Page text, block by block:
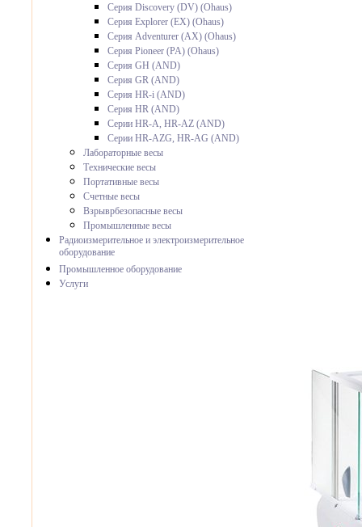
Серия Discovery (DV) (Ohaus)
Серия Explorer (EX) (Ohaus)
Серия Adventurer (AX) (Ohaus)
Серия Pioneer (PA) (Ohaus)
Серия GH (AND)
Серия GR (AND)
Серия HR-i (AND)
Серия HR (AND)
Серии HR-A, HR-AZ (AND)
Серии HR-AZG, HR-AG (AND)
Лабораторные весы
Технические весы
Портативные весы
Счетные весы
Взрыврбезопасные весы
Промышленные весы
Радиоизмерительное и электроизмерительное
оборудование
Промышленное оборудование
Услуги